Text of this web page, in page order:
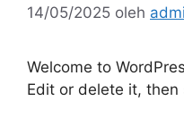
14/05/2025 oleh
Welcome to
Edit or delete it,